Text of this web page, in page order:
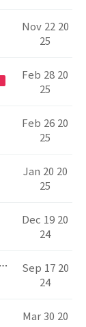
Nov 22 20
25
Feb 28 20
25
Feb 26 20
25
Jan 20 20
25
Dec 19 20
24
Sep 17 20
24
Mar 30 20